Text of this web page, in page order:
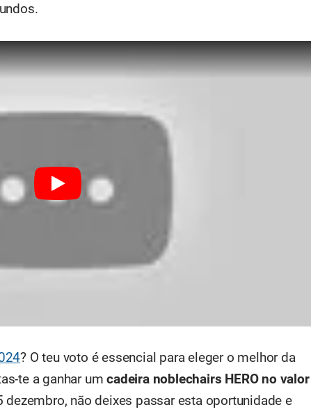
? O teu voto é essencial para eleger o melhor da
te a ganhar umcadeira noblechairs HERO no valor
dezembro, não deixes passar esta oportunidade e